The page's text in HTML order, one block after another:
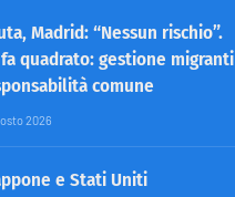
Madrid: “Nessun rischio”.
fa quadrato: gestione migranti
comune
2026
e Stati Uniti